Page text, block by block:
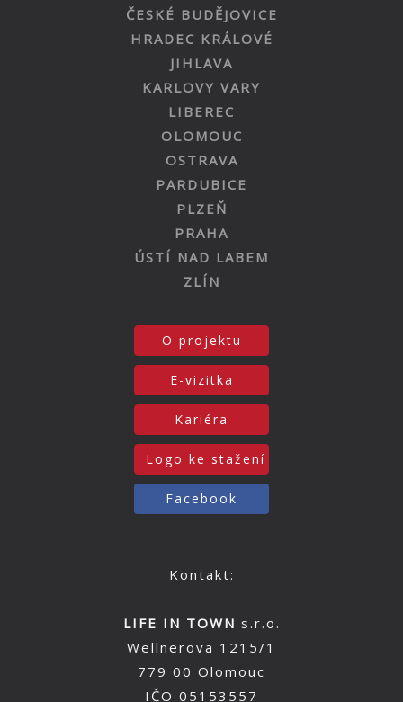
ČESKÉ BUDĚJOVICE
HRADEC KRÁLOVÉ
JIHLAVA
KARLOVY VARY
LIBEREC
OLOMOUC
OSTRAVA
PARDUBICE
PLZEŇ
PRAHA
ÚSTÍ NAD LABEM
ZLÍN
O projektu
E-vizitka
Kariéra
Logo ke stažení
Facebook
Kontakt:
LIFE IN TOWN s.r.o.
Wellnerova 1215/1
779 00 Olomouc
IČO 05153557